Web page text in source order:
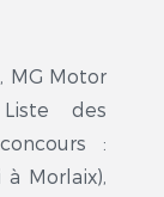
MG Motor
des
:
à Morlaix),